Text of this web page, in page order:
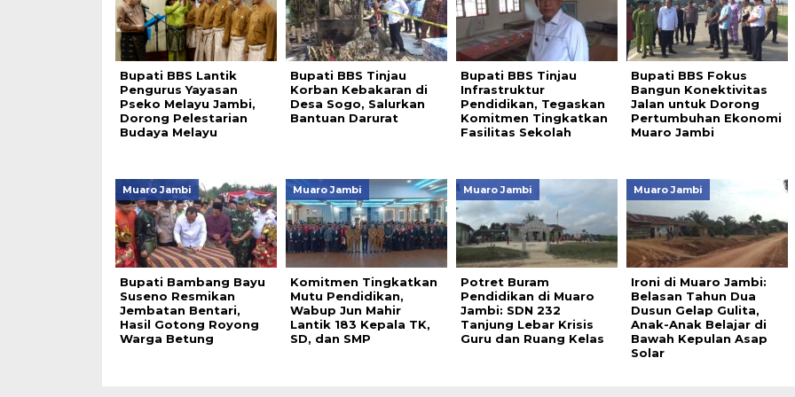
Bupati BBS Lantik
Pengurus Yayasan
Pseko Melayu Jambi,
Dorong Pelestarian
Budaya Melayu
Bupati BBS Tinjau
Korban Kebakaran di
Desa Sogo, Salurkan
Bantuan Darurat
Bupati BBS Tinjau
Infrastruktur
Pendidikan, Tegaskan
Komitmen Tingkatkan
Fasilitas Sekolah
Bupati BBS Fokus
Bangun Konektivitas
Jalan untuk Dorong
Pertumbuhan Ekonomi
Muaro Jambi
Muaro Jambi
Bupati Bambang Bayu
Suseno Resmikan
Jembatan Bentari,
Hasil Gotong Royong
Warga Betung
Muaro Jambi
Komitmen Tingkatkan
Mutu Pendidikan,
Wabup Jun Mahir
Lantik 183 Kepala TK,
SD, dan SMP
Muaro Jambi
Potret Buram
Pendidikan di Muaro
Jambi: SDN 232
Tanjung Lebar Krisis
Guru dan Ruang Kelas
Muaro Jambi
Ironi di Muaro Jambi:
Belasan Tahun Dua
Dusun Gelap Gulita,
Anak-Anak Belajar di
Bawah Kepulan Asap
Solar